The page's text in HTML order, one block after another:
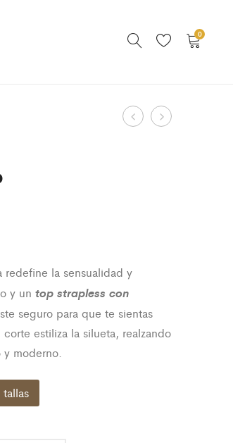
0
Product
SetSwimsuit
la sensualidad y
y un top strapless con
seguro para que te sientas
estiliza la silueta, realzando
moderno.